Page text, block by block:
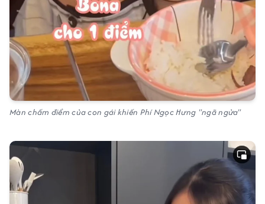
Màn chấm điểm của con gái khiến Phí Ngọc Hưng "ngã ngửa"